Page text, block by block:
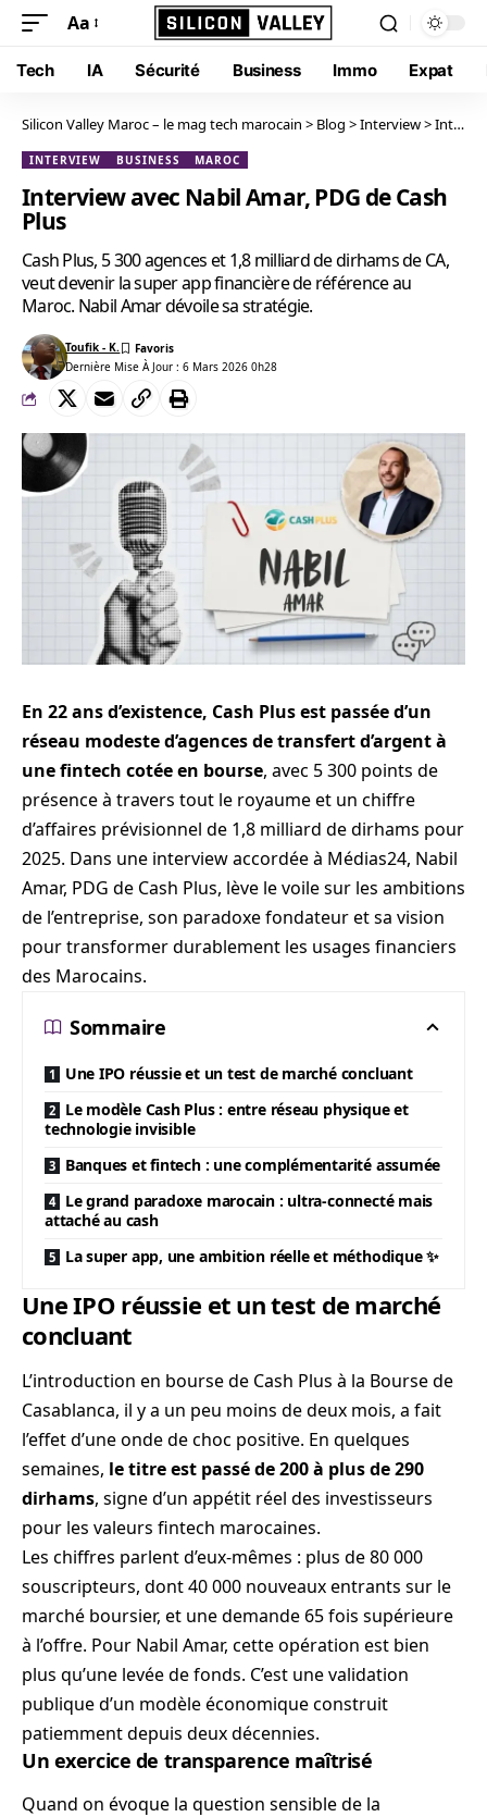
Aa
Tech IA Sécurité Business Immo Expat
Silicon Valley Maroc – le mag tech marocain > Blog >Interview>Interview avec Nabil Amar, PDG de Cash Plus
INTERVIEW BUSINESS MAROC
Interview avec Nabil Amar, PDG de Cash
Plus
Cash Plus, 5 300 agences et 1,8 milliard de dirhams de CA,
veut devenir la super app financière de référence au
Maroc. Nabil Amar dévoile sa stratégie.
Dernière Mise À Jour : 6 Mars 2026 0h28
Toufik - K.
En 22 ans d’existence, Cash Plus est passée d’un
réseau modeste d’agences de transfert d’argent à
une fintech cotée en bourse, avec 5 300 points de
présence à travers tout le royaume et un chiffre
d’affaires prévisionnel de 1,8 milliard de dirhams pour
2025. Dans une interview accordée à Médias24, Nabil
Amar, PDG de Cash Plus, lève le voile sur les ambitions
de l’entreprise, son paradoxe fondateur et sa vision
pour transformer durablement les usages financiers
des Marocains.
Sommaire
Une IPO réussie et un test de marché concluant
Le modèle Cash Plus : entre réseau physique et
technologie invisible
Banques et fintech : une complémentarité assumée
Le grand paradoxe marocain : ultra-connecté mais
attaché au cash
La super app, une ambition réelle et méthodique ✨
Une IPO réussie et un test de marché
concluant
L’introduction en bourse de Cash Plus à la Bourse de
Casablanca, il y a un peu moins de deux mois, a fait
l’effet d’une onde de choc positive. En quelques
semaines, le titre est passé de 200 à plus de 290
dirhams, signe d’un appétit réel des investisseurs
pour les valeurs fintech marocaines.
Les chiffres parlent d’eux-mêmes : plus de 80 000
souscripteurs, dont 40 000 nouveaux entrants sur le
marché boursier, et une demande 65 fois supérieure
à l’offre. Pour Nabil Amar, cette opération est bien
plus qu’une levée de fonds. C’est une validation
publique d’un modèle économique construit
patiemment depuis deux décennies.
Un exercice de transparence maîtrisé
Quand on évoque la question sensible de la